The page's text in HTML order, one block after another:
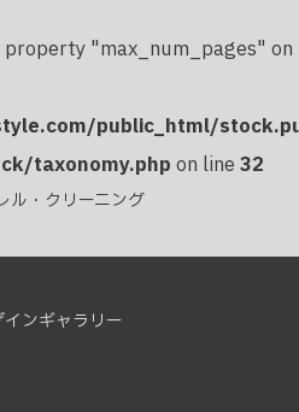
"max_num_pages" on
public_html/
taxonomy.php on line 32
ル・クリーニング
ンギャラリー